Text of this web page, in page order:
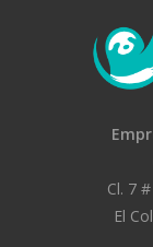
Cl. 7
El